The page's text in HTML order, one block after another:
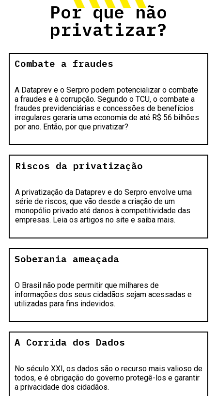
Por que não
privatizar?
Combate a fraudes
A Dataprev e o Serpro podem potencializar o combate
a fraudes e à corrupção. Segundo o TCU, o combate a
fraudes previdenciárias e concessões de benefícios
irregulares geraria uma economia de até R$ 56 bilhões
por ano. Então, por que privatizar?
Riscos da privatização
A privatização da Dataprev e do Serpro envolve uma
série de riscos, que vão desde a criação de um
monopólio privado até danos à competitividade das
empresas. Leia os artigos no site e saiba mais.
Soberania ameaçada
O Brasil não pode permitir que milhares de
informações dos seus cidadãos sejam acessadas e
utilizadas para fins indevidos.
A Corrida dos Dados
No século XXI, os dados são o recurso mais valioso de
todos, e é obrigação do governo protegê-los e garantir
a privacidade dos cidadãos.